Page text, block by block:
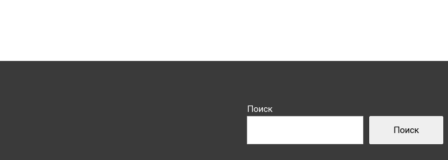
Поиск
Поиск